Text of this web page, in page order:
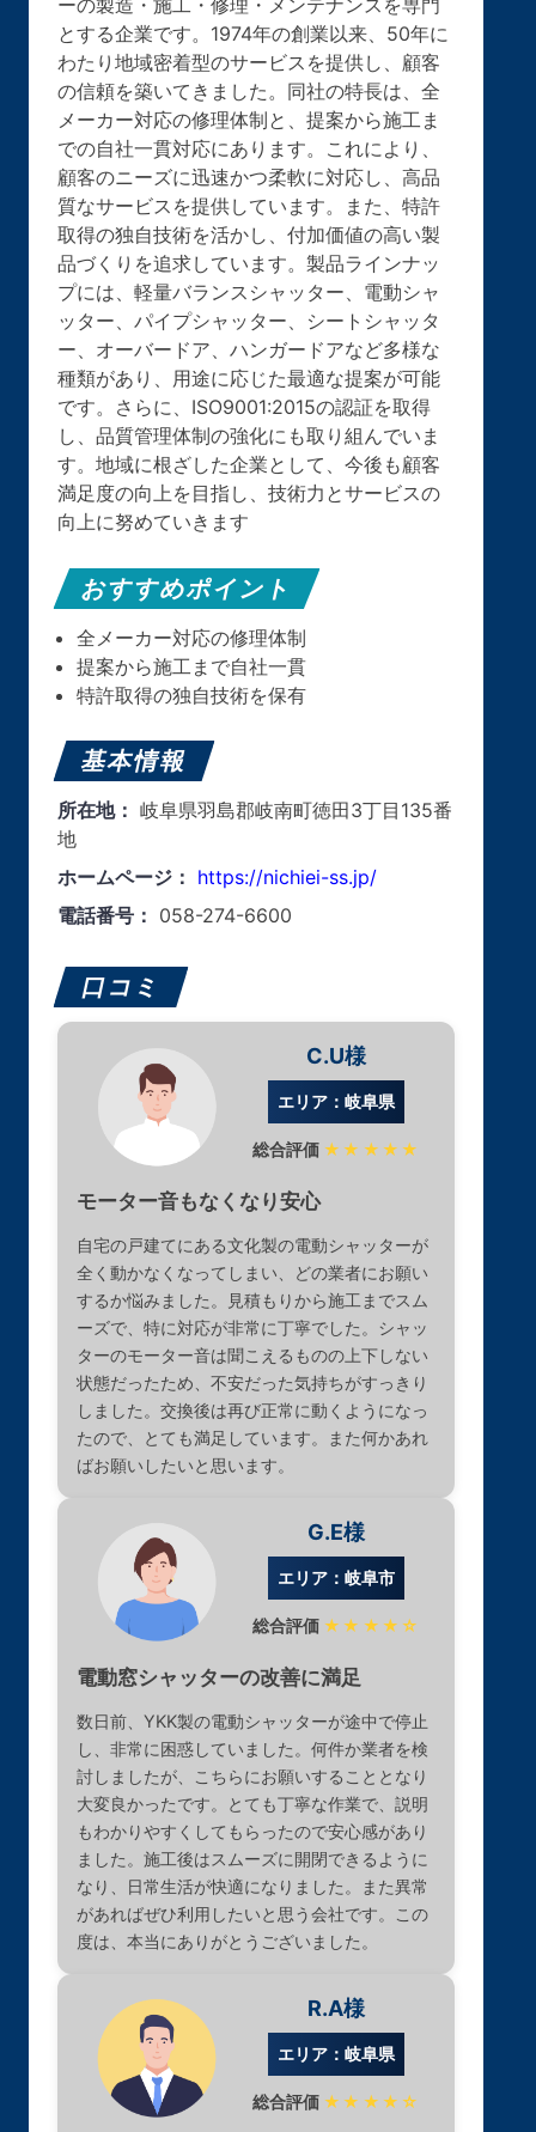
ーの製造・施工・修理・メンテナンスを専門
とする企業です。1974年の創業以来、50年に
わたり地域密着型のサービスを提供し、顧客
の信頼を築いてきました。同社の特長は、全
メーカー対応の修理体制と、提案から施工ま
での自社一貫対応にあります。これにより、
顧客のニーズに迅速かつ柔軟に対応し、高品
質なサービスを提供しています。また、特許
取得の独自技術を活かし、付加価値の高い製
品づくりを追求しています。製品ラインナッ
プには、軽量バランスシャッター、電動シャ
ッター、パイプシャッター、シートシャッタ
ー、オーバードア、ハンガードアなど多様な
種類があり、用途に応じた最適な提案が可能
です。さらに、ISO9001:2015の認証を取得
し、品質管理体制の強化にも取り組んでいま
す。地域に根ざした企業として、今後も顧客
満足度の向上を目指し、技術力とサービスの
向上に努めていきます
おすすめポイント
全メーカー対応の修理体制
提案から施工まで自社一貫
特許取得の独自技術を保有
基本情報
所在地： 岐阜県羽島郡岐南町徳田3丁目135番
地
ホームページ： https://nichiei-ss.jp/
電話番号： 058-274-6600
口コミ
C.U様
エリア：岐阜県
総合評価 ★★★★★
モーター音もなくなり安心
自宅の戸建てにある文化製の電動シャッターが
全く動かなくなってしまい、どの業者にお願い
するか悩みました。見積もりから施工までスム
ーズで、特に対応が非常に丁寧でした。シャッ
ターのモーター音は聞こえるものの上下しない
状態だったため、不安だった気持ちがすっきり
しました。交換後は再び正常に動くようになっ
たので、とても満足しています。また何かあれ
ばお願いしたいと思います。
G.E様
エリア：岐阜市
総合評価 ★★★★☆
電動窓シャッターの改善に満足
数日前、YKK製の電動シャッターが途中で停止
し、非常に困惑していました。何件か業者を検
討しましたが、こちらにお願いすることとなり
大変良かったです。とても丁寧な作業で、説明
もわかりやすくしてもらったので安心感があり
ました。施工後はスムーズに開閉できるように
なり、日常生活が快適になりました。また異常
があればぜひ利用したいと思う会社です。この
度は、本当にありがとうございました。
R.A様
エリア：岐阜県
総合評価 ★★★★☆